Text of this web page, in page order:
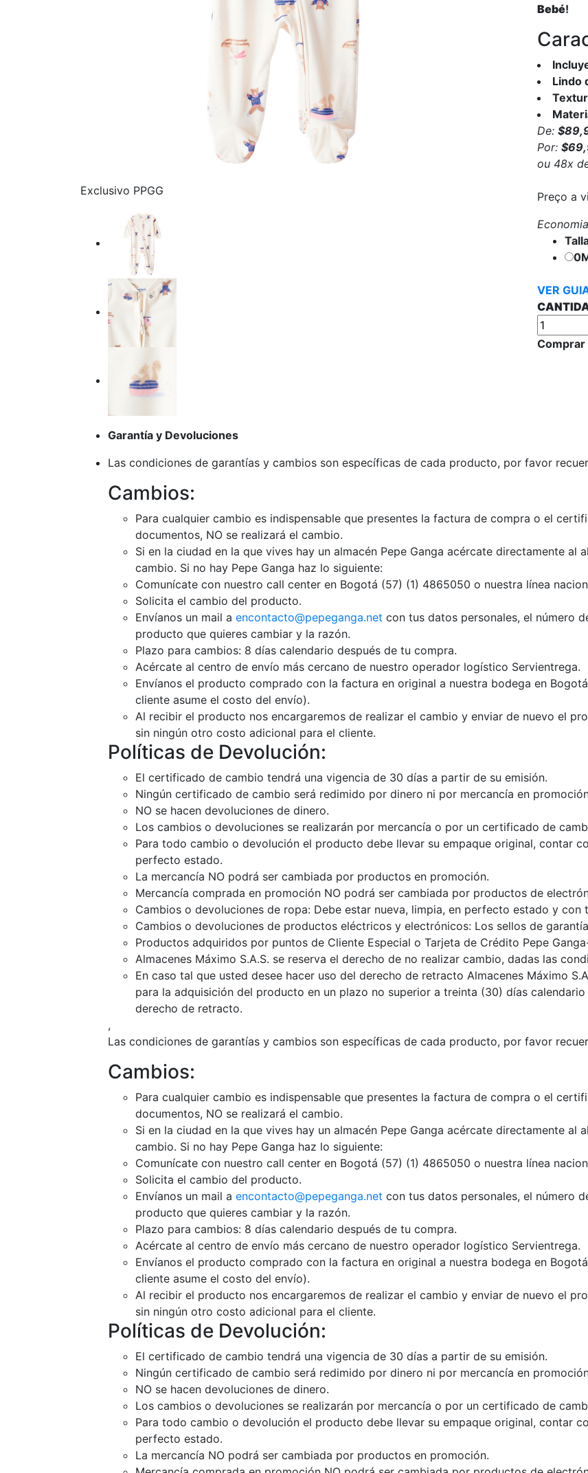
Exclusivo PPGG
Bebé!
Lindo
De:
Por:
ou 48x
Preço a
VER
Comprar
Garantía y Devoluciones
Las condiciones de garantías y cambios son específicas de cada producto, por favor
Cambios:
Para cualquier cambio es indispensable que presentes la factura de compra o el
documentos, NO se realizará el cambio.
Si en la ciudad en la que vives hay un almacén Pepe Ganga acércate directamente
cambio. Si no hay Pepe Ganga haz lo siguiente:
Comunícate con nuestro call center en Bogotá (57) (1) 4865050 o nuestra línea
Solicita el cambio del producto.
Envíanos un mail a encontacto@pepeganga.net con tus datos personales, el número
producto que quieres cambiar y la razón.
Plazo para cambios: 8 días calendario después de tu compra.
Acércate al centro de envío más cercano de nuestro operador logístico Servientrega.
Envíanos el producto comprado con la factura en original a nuestra bodega en
cliente asume el costo del envío).
Al recibir el producto nos encargaremos de realizar el cambio y enviar de nuevo el
sin ningún otro costo adicional para el cliente.
Políticas de Devolución:
El certificado de cambio tendrá una vigencia de 30 días a partir de su emisión.
Ningún certificado de cambio será redimido por dinero ni por mercancía en
NO se hacen devoluciones de dinero.
Los cambios o devoluciones se realizarán por mercancía o por un certificado de
Para todo cambio o devolución el producto debe llevar su empaque original, contar
perfecto estado.
La mercancía NO podrá ser cambiada por productos en promoción.
Mercancía comprada en promoción NO podrá ser cambiada por productos de
Cambios o devoluciones de ropa: Debe estar nueva, limpia, en perfecto estado y con
Cambios o devoluciones de productos eléctricos y electrónicos: Los sellos de
Productos adquiridos por puntos de Cliente Especial o Tarjeta de Crédito Pepe
Almacenes Máximo S.A.S. se reserva el derecho de no realizar cambio, dadas las
En caso tal que usted desee hacer uso del derecho de retracto Almacenes Máximo
para la adquisición del producto en un plazo no superior a treinta (30) días
derecho de retracto.
,
Las condiciones de garantías y cambios son específicas de cada producto, por favor
Cambios:
Para cualquier cambio es indispensable que presentes la factura de compra o el
documentos, NO se realizará el cambio.
Si en la ciudad en la que vives hay un almacén Pepe Ganga acércate directamente
cambio. Si no hay Pepe Ganga haz lo siguiente:
Comunícate con nuestro call center en Bogotá (57) (1) 4865050 o nuestra línea
Solicita el cambio del producto.
Envíanos un mail a encontacto@pepeganga.net con tus datos personales, el número
producto que quieres cambiar y la razón.
Plazo para cambios: 8 días calendario después de tu compra.
Acércate al centro de envío más cercano de nuestro operador logístico Servientrega.
Envíanos el producto comprado con la factura en original a nuestra bodega en
cliente asume el costo del envío).
Al recibir el producto nos encargaremos de realizar el cambio y enviar de nuevo el
sin ningún otro costo adicional para el cliente.
Políticas de Devolución:
El certificado de cambio tendrá una vigencia de 30 días a partir de su emisión.
Ningún certificado de cambio será redimido por dinero ni por mercancía en
NO se hacen devoluciones de dinero.
Los cambios o devoluciones se realizarán por mercancía o por un certificado de
Para todo cambio o devolución el producto debe llevar su empaque original, contar
perfecto estado.
La mercancía NO podrá ser cambiada por productos en promoción.